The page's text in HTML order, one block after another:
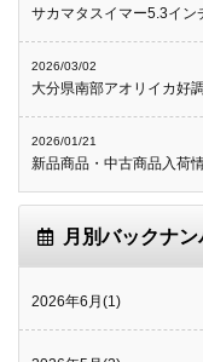
サカマタスイマー5.3イン
2026/03/02
大分県南部アオリイカ好
2026/01/21
新品商品・中古商品入荷
月別バックナン
2026年6月(1)